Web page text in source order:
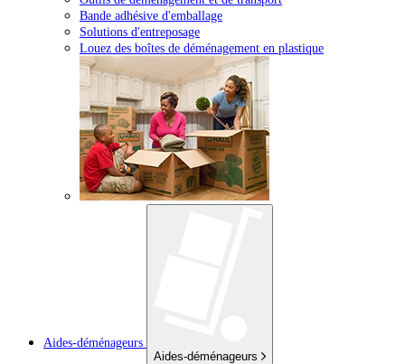
Bande adhésive d'emballage
Solutions d'entreposage
Louez des boîtes de déménagement en plastique
Aides-déménageurs
Aides-déménageurs